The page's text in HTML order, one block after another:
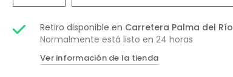
Retiro disponible en Carretera Palma del Río
Normalmente está listo en 24 horas
Ver información de la tienda